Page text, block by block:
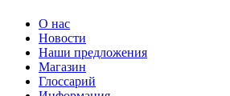
О нас
Новости
Наши предложения
Магазин
Глоссарий